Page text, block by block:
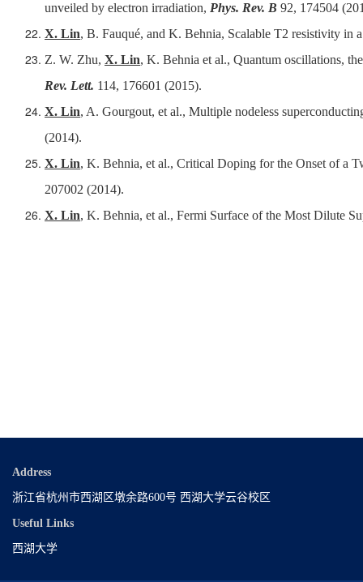
unveiled by electron irradiation, Phys. Rev. B 92, 174504
X. Lin, B. Fauqué, and K. Behnia, Scalable T2 resistivity in
Z. W. Zhu, X. Lin, K. Behnia et al., Quantum oscillations,
Rev. Lett. 114, 176601 (2015).
X. Lin, A. Gourgout, et al., Multiple nodeless
(2014).
X. Lin, K. Behnia, et al., Critical Doping for the Onset of a
207002 (2014).
X. Lin, K. Behnia, et al., Fermi Surface of the Most Dilute
Address
浙江省杭州市西湖区墩余路600号 西湖大学云谷校区
Useful Links
西湖大学